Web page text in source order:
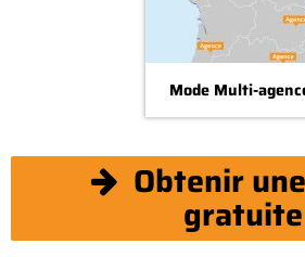
Mode Multi-
Obtenir
gratuite